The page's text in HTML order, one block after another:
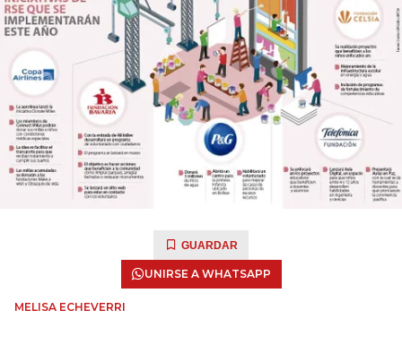
GUARDAR
UNIRSE A WHATSAPP
MELISA ECHEVERRI